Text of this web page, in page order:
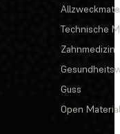
Technische
Zahnmedizin
Guss
Open